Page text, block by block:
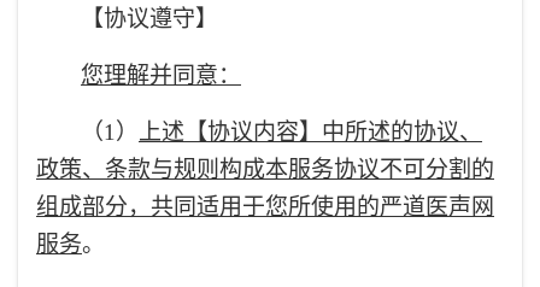
【协议遵守】
您理解并同意：
（1）
上述【协议内容】中所述的协议、
政策、条款与规则构成本服务协议不可分割的
组成部分，共同适用于您所使用的严道医声网
服务。